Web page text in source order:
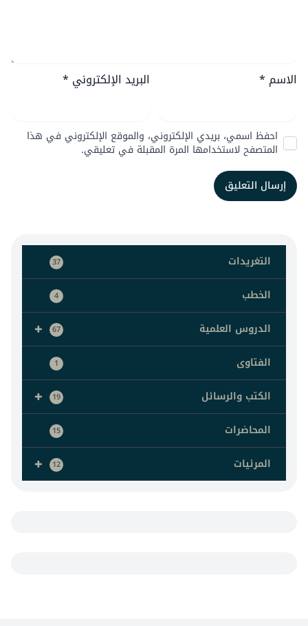
الاسم * البريد الإلكتروني *
احفظ اسمي، بريدي الإلكتروني، والموقع الإلكتروني في هذا
المتصفح لاستخدامها المرة المقبلة في تعليقي.
التغريدات 37
الخطب 4
+ الدروس العلمية 67
الفتاوى 1
+ الكتب والرسائل 19
المحاضرات 15
+ المرئيات 12